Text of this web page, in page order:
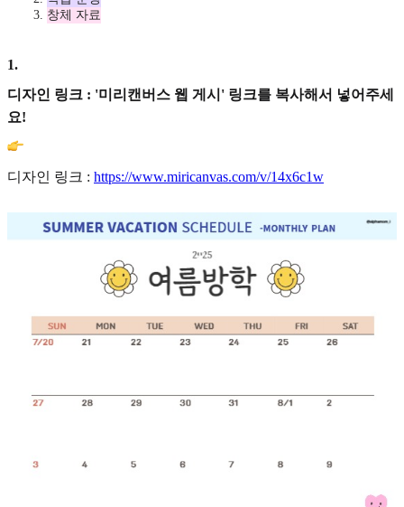
창체 자료
1.
디자인 링크 : '미리캔버스 웹 게시' 링크를 복사해서 넣어주세
요!
디자인 링크 : https://www.miricanvas.com/v/14x6c1w